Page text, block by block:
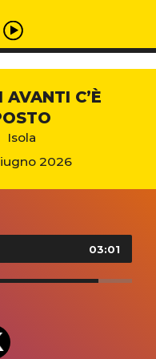
AVANTI C’È
Isola
2026
03:01